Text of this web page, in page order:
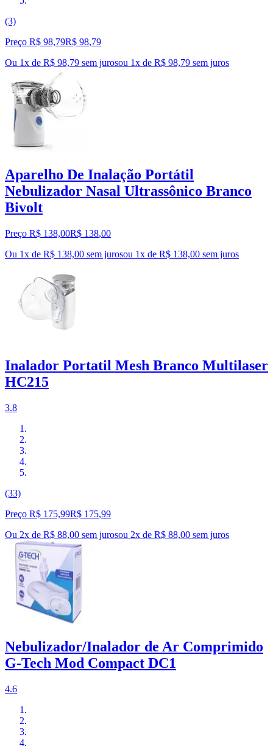
(3)
Preço R$ 98,79R$ 98,79
Ou 1x de R$ 98,79 sem jurosou 1x de R$ 98,79 sem juros
Aparelho De Inalação Portátil
Nebulizador Nasal Ultrassônico Branco
Bivolt
Preço R$ 138,00R$ 138,00
Ou 1x de R$ 138,00 sem jurosou 1x de R$ 138,00 sem juros
Inalador Portatil Mesh Branco Multilaser
HC215
3.8
(33)
Preço R$ 175,99R$ 175,99
Ou 2x de R$ 88,00 sem jurosou 2x de R$ 88,00 sem juros
Nebulizador/Inalador de Ar Comprimido
G-Tech Mod Compact DC1
4.6